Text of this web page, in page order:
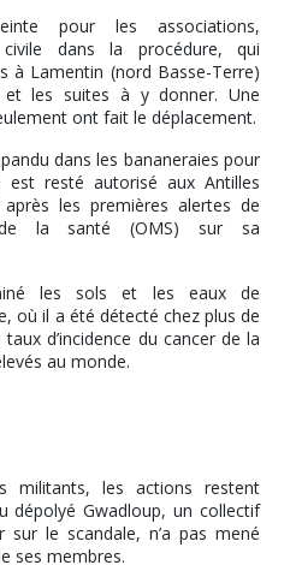
pour les associations,
dans la procédure, qui
à Lamentin (nord Basse-Terre)
et les suites à y donner. Une
ont fait le déplacement.
dans les bananeraies pour
resté autorisé aux Antilles
après les premières alertes de
de la santé (OMS) sur sa
les sols et les eaux de
où il a été détecté chez plus de
d’incidence du cancer de la
au monde.
militants, les actions restent
dépolyé Gwadloup, un collectif
le scandale, n’a pas mené
ses membres.